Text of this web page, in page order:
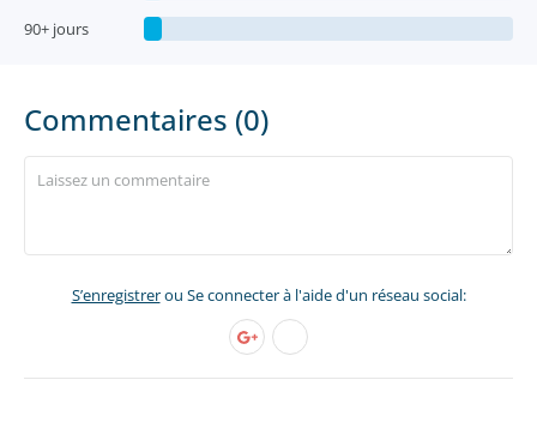
90+ jours
Commentaires (0)
S’enregistrerou Se connecter à l'aide d'un réseau social: